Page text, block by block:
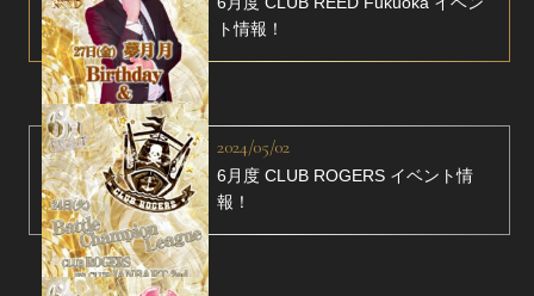
ト情報！
2024/05/02
6月度 CLUB ROGERS イベント情
報！